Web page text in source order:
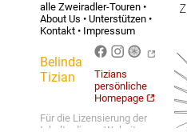
Belinda
Tizian
alle Zweiradler-Touren •
About Us • Unterstützen •
Kontakt • Impressum
Tizians
persönliche
Homepage
Für die Lizensierung der